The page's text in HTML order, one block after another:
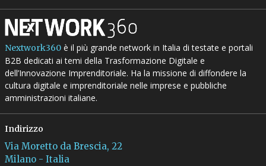
Nextwork360è il più grande network in Italia di testate e portali
B2B dedicati ai temi della Trasformazione Digitale e
dell’Innovazione Imprenditoriale. Ha la missione di diffondere la
cultura digitale e imprenditoriale nelle imprese e pubbliche
amministrazioni italiane.
Indirizzo
Via Moretto da Brescia, 22
Milano - Italia